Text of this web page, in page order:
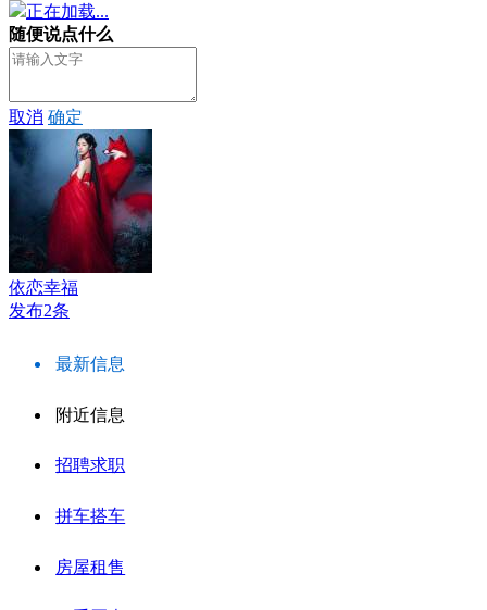
正在加载...
随便说点什么
取消 确定
依恋幸福
发布2条
最新信息
附近信息
招聘求职
拼车搭车
房屋租售